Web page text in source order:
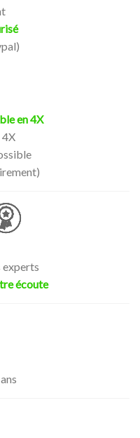
en 4X
4X
experts
écoute